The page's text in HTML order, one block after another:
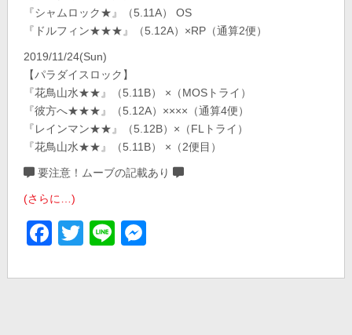
『シャムロック★』（5.11A） OS
『ドルフィン★★★』（5.12A）×RP（通算2便）
2019/11/24(Sun)
【パラダイスロック】
『花鳥山水★★』（5.11B） ×（MOSトライ）
『彼方へ★★★』（5.12A）××××（通算4便）
『レインマン★★』（5.12B）×（FLトライ）
『花鳥山水★★』（5.11B） ×（2便目）
要注意！ムーブの記載あり
(さらに…)
Facebook
Twitter
Line